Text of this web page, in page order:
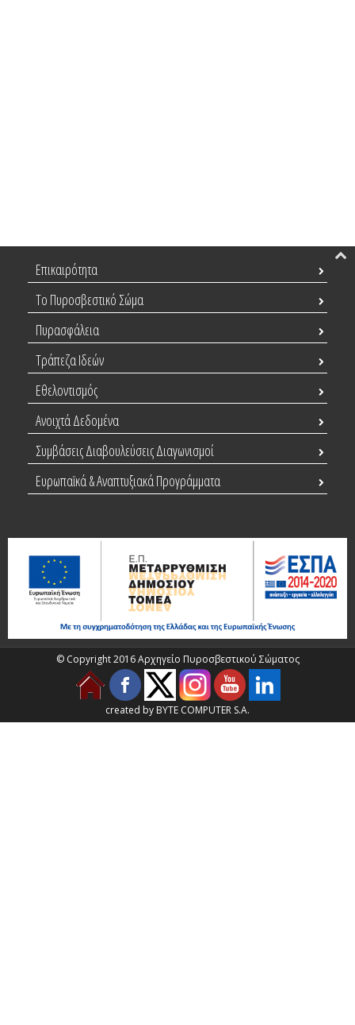
Επικαιρότητα
Το Πυροσβεστικό Σώμα
Πυρασφάλεια
Τράπεζα Ιδεών
Εθελοντισμός
Ανοιχτά Δεδομένα
Συμβάσεις Διαβουλεύσεις Διαγωνισμοί
Ευρωπαϊκά & Αναπτυξιακά Προγράμματα
© Copyright 2016 Αρχηγείο Πυροσβεστικού Σώματος
created by BYTE COMPUTER S.A.